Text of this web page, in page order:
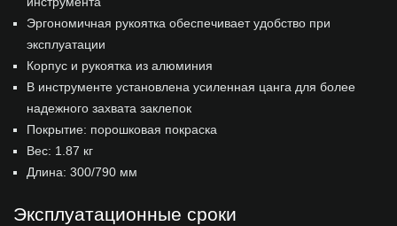
Эргономичная рукоятка обеспечивает удобство при
эксплуатации
Корпус и рукоятка из алюминия
В инструменте установлена усиленная цанга для более
надежного захвата заклепок
Покрытие: порошковая покраска
Вес: 1.87 кг
Длина: 300/790 мм
Эксплуатационные сроки